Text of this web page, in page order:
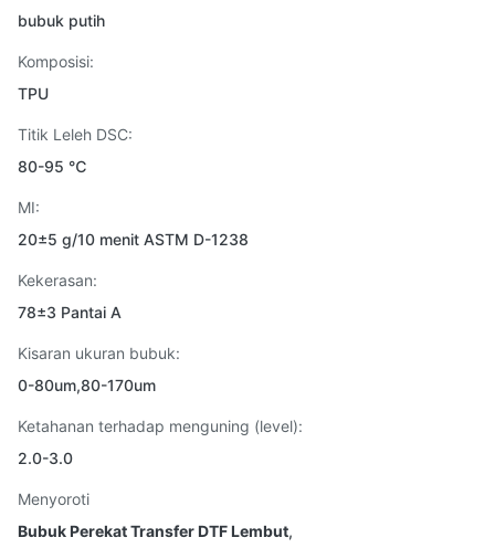
bubuk putih
Komposisi:
TPU
Titik Leleh DSC:
80-95 ℃
MI:
20±5 g/10 menit ASTM D-1238
Kekerasan:
78±3 Pantai A
Kisaran ukuran bubuk:
0-80um,80-170um
Ketahanan terhadap menguning (level):
2.0-3.0
Menyoroti
Bubuk Perekat Transfer DTF Lembut,